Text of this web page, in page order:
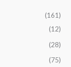
(161)
(12)
(28)
(75)